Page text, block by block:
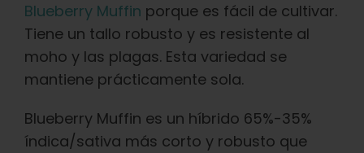
Blueberry Muffin porque es fácil de cultivar.
Tiene un tallo robusto y es resistente al
moho y las plagas. Esta variedad se
mantiene prácticamente sola.
Blueberry Muffin es un híbrido 65%-35%
índica/sativa más corto y robusto que